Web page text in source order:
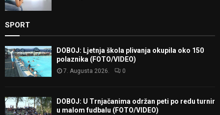
SPORT
DOBOJ: Ljetnja škola plivanja okupila oko 150
polaznika (FOTO/VIDEO)
7. Augusta 2026. 0
DOBOJ: U Trnjačanima održan peti po redu turnir
u malom fudbalu (FOTO/VIDEO)